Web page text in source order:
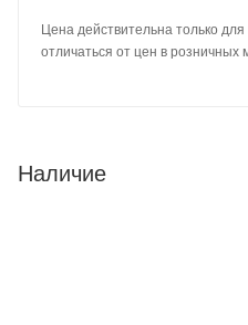
Цена действительна только
отличаться от цен в розничных
Наличие